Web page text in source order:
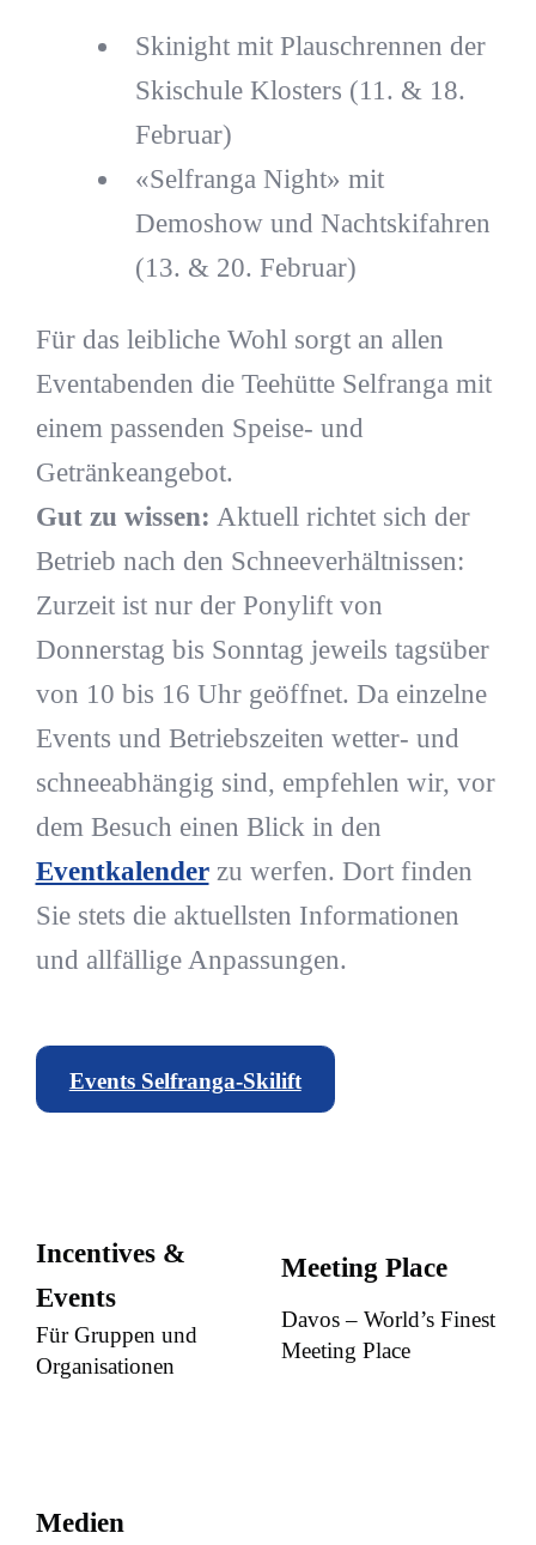
Skinight mit Plauschrennen der
Skischule Klosters (11. & 18.
Februar)
«Selfranga Night» mit
Demoshow und Nachtskifahren
(13. & 20. Februar)
Für das leibliche Wohl sorgt an allen
Eventabenden die Teehütte Selfranga mit
einem passenden Speise- und
Getränkeangebot.
Gut zu wissen: Aktuell richtet sich der
Betrieb nach den Schneeverhältnissen:
Zurzeit ist nur der Ponylift von
Donnerstag bis Sonntag jeweils tagsüber
von 10 bis 16 Uhr geöffnet. Da einzelne
Events und Betriebszeiten wetter- und
schneeabhängig sind, empfehlen wir, vor
dem Besuch einen Blick in den
Eventkalenderzu werfen. Dort finden
Sie stets die aktuellsten Informationen
und allfällige Anpassungen.
Events Selfranga-Skilift
Incentives &
Events
Für Gruppen und
Organisationen
Meeting Place
Davos – World’s Finest
Meeting Place
Medien